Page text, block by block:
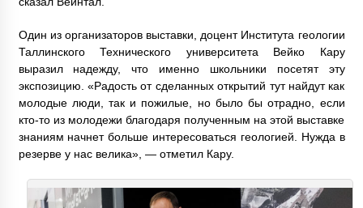
Один из организаторов выставки, доцент Института геологии
Таллинского Технического университета Вейко Кару
выразил надежду, что именно школьники посетят эту
экспозицию. «Радость от сделанных открытий тут найдут как
молодые люди, так и пожилые, но было бы отрадно, если
кто-то из молодежи благодаря полученным на этой выставке
знаниям начнет больше интересоваться геологией. Нужда в
резерве у нас велика», — отметил Кару.